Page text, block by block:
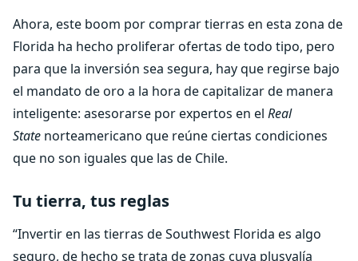
Ahora, este boom por comprar tierras en esta zona de
Florida ha hecho proliferar ofertas de todo tipo, pero
para que la inversión sea segura, hay que regirse bajo
el mandato de oro a la hora de capitalizar de manera
inteligente: asesorarse por expertos en el Real
State norteamericano que reúne ciertas condiciones
que no son iguales que las de Chile.
Tu tierra, tus reglas
“Invertir en las tierras de Southwest Florida es algo
seguro, de hecho se trata de zonas cuya plusvalía